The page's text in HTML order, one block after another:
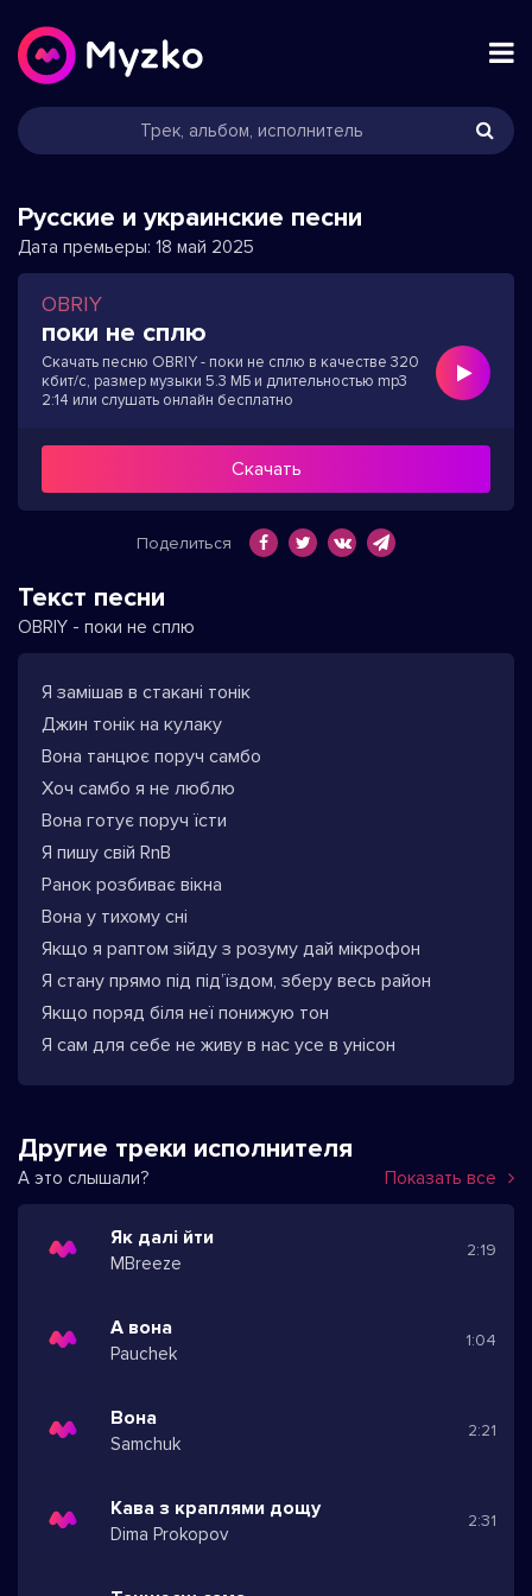
Русские и украинские песни
Дата премьеры: 18 май 2025
OBRIY
поки не сплю
Скачать песню OBRIY - поки не сплю в качестве 320
кбит/с, размер музыки 5.3 МБ и длительностью mp3
2:14 или слушать онлайн бесплатно
Скачать
Поделиться
Текст песни
OBRIY - поки не сплю
Я замішав в стакані тонік
Джин тонік на кулаку
Вона танцює поруч самбо
Хоч самбо я не люблю
Вона готує поруч їсти
Я пишу свій RnB
Ранок розбиває вікна
Вона у тихому сні
Якщо я раптом зійду з розуму дай мікрофон
Я стану прямо під під’їздом, зберу весь район
Якщо поряд біля неї понижую тон
Я сам для себе не живу в нас усе в унісон
Другие треки исполнителя
А это слышали? Показать все
Як далі йти
MBreeze
2:19
А вона
Pauchek
1:04
Вона
Samchuk
2:21
Кава з краплями дощу
Dima Prokopov
2:31